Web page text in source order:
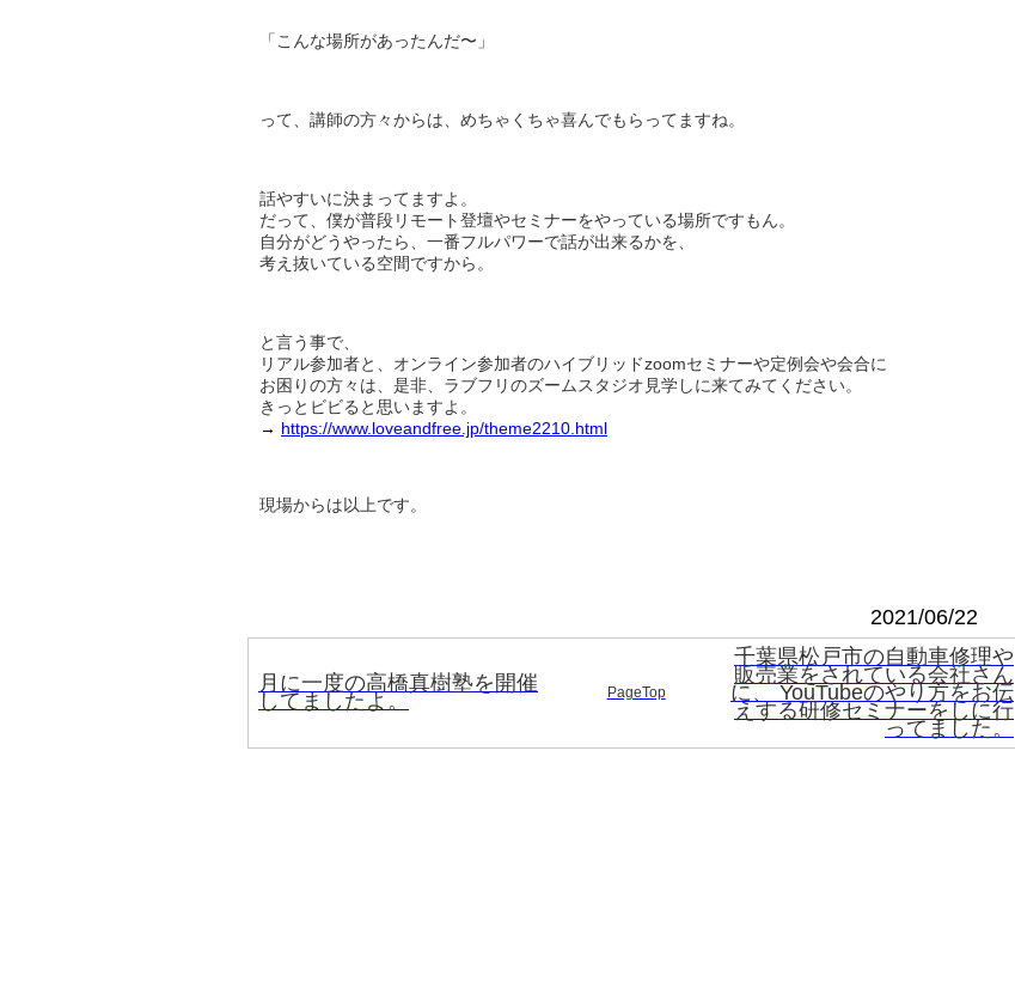
「こんな場所があったんだ〜」
って、講師の方々からは、めちゃくちゃ喜んでもらってますね。
話やすいに決まってますよ。
だって、僕が普段リモート登壇やセミナーをやっている場所ですもん。
自分がどうやったら、一番フルパワーで話が出来るかを、
考え抜いている空間ですから。
と言う事で、
リアル参加者と、オンライン参加者のハイブリッドzoomセミナーや定例会や会合に
お困りの方々は、是非、ラブフリのズームスタジオ見学しに来てみてください。
きっとビビると思いますよ。
→ https://www.loveandfree.jp/theme2210.html
現場からは以上です。
2021/06/22
月に一度の高橋真樹塾を開催
してましたよ。 PageTop
千葉県松戸市の自動車修理や
販売業をされている会社さん
に、 YouTubeのやり方をお伝
えする研修セミナーをしに行
ってました。